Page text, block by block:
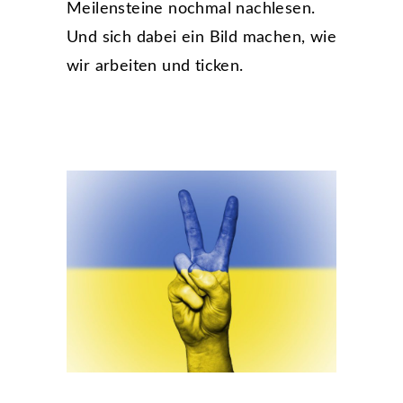
Meilensteine nochmal nachlesen.
Und sich dabei ein Bild machen, wie
wir arbeiten und ticken.